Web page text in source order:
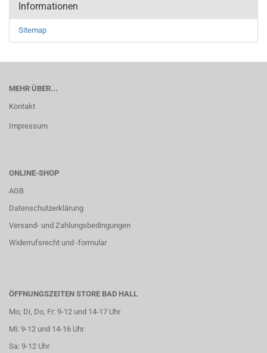
Informationen
Sitemap
MEHR ÜBER...
Kontakt
Impressum
ONLINE-SHOP
AGB
Datenschutzerklärung
Versand- und Zahlungsbedingungen
Widerrufsrecht und -formular
ÖFFNUNGSZEITEN STORE BAD HALL
Mo, Di, Do, Fr: 9-12 und 14-17 Uhr
Mi: 9-12 und 14-16 Uhr
Sa: 9-12 Uhr